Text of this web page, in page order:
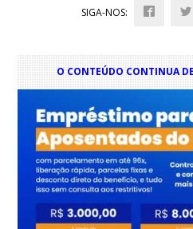
SIGA-NOS:
O CONTEÚDO CONTINUA